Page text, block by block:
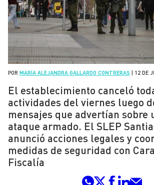
POR MARÍA ALEJANDRA GALLARDO CONTRERAS 12 DE
El establecimiento canceló
actividades del viernes luego
mensajes que advertían sobre
ataque armado. El SLEP
anunció acciones legales y
medidas de seguridad con
Fiscalía